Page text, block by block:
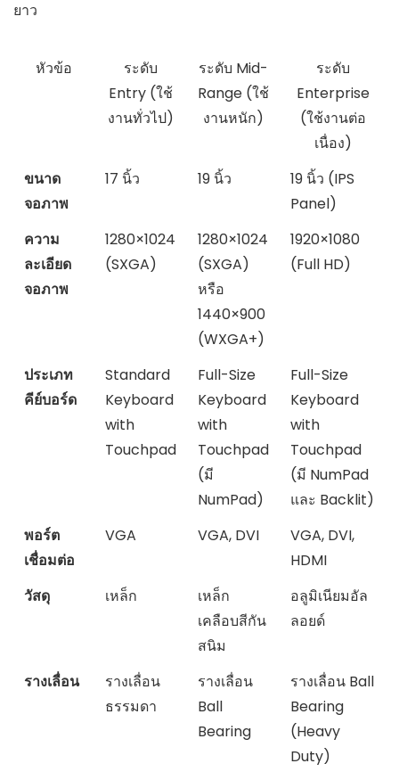
ยาว
หัวข้อ
ระดับ
Entry (ใช้
งานทั่วไป)
ระดับ Mid-
Range (ใช้
งานหนัก)
ระดับ
Enterprise
(ใช้งานต่อ
เนื่อง)
ขนาด
จอภาพ
17 นิ้ว 19 นิ้ว
19 นิ้ว (IPS
Panel)
ความ
ละเอียด
จอภาพ
1280×1024
(SXGA)
1280×1024
(SXGA)
หรือ
1440×900
(WXGA+)
1920×1080
(Full HD)
ประเภท
คีย์บอร์ด
Standard
Keyboard
with
Touchpad
Full-Size
Keyboard
with
Touchpad
(มี
NumPad)
Full-Size
Keyboard
with
Touchpad
(มี NumPad
และ Backlit)
พอร์ต
เชื่อมต่อ
VGA VGA, DVI
VGA, DVI,
HDMI
วัสดุ
เหล็ก
เหล็ก
เคลือบสีกัน
สนิม
อลูมิเนียมอัล
ลอยด์
รางเลื่อน
รางเลื่อน
ธรรมดา
รางเลื่อน
Ball
Bearing
รางเลื่อน Ball
Bearing
(Heavy
Duty)